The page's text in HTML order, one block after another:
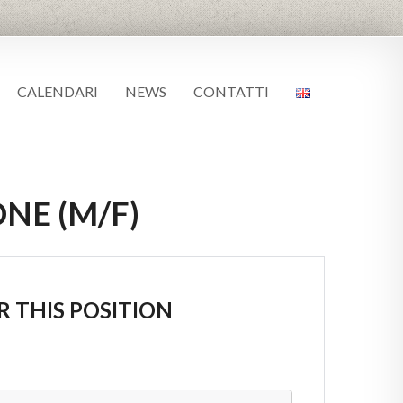
CALENDARI NEWS CONTATTI
(M/F)
THIS POSITION